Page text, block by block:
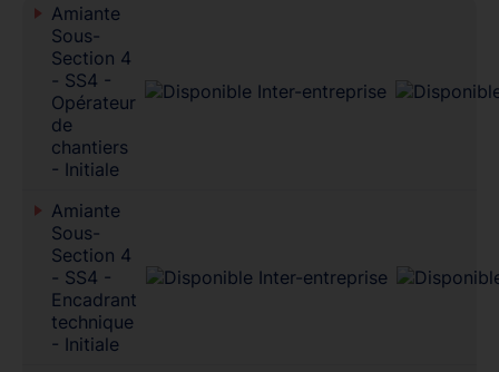
Amiante
Sous-
Section 4
- SS4 -
Opérateur
de
chantiers
- Initiale
Amiante
Sous-
Section 4
- SS4 -
Encadrant
technique
- Initiale